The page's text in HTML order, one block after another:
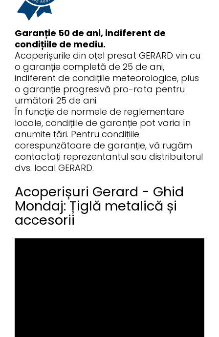
Garanție 50 de ani, indiferent de
condițiile de mediu.
Acoperișurile din oțel presat GERARD vin cu
o garanție completă de 25 de ani,
indiferent de condițiile meteorologice, plus
o garanție progresivă pro-rata pentru
următorii 25 de ani.
În funcție de normele de reglementare
locale, condițiile de garanție pot varia în
anumite țări. Pentru condițiile
corespunzătoare de garanție, vă rugăm
contactați reprezentantul sau distribuitorul
dvs. local GERARD.
Acoperișuri Gerard - Ghid
Mondaj: Țiglă metalică și
accesorii